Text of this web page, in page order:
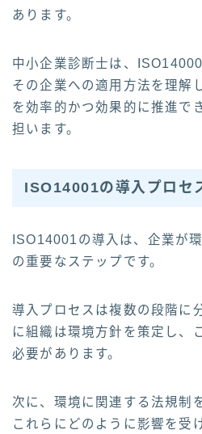
あります。
中小企業診断士は、
その企業への適用方法を理解
を効率的かつ効果的に推進で
担います。
ISO14001の導入プロセ
ISO14001の導入は、企業が
の重要なステップです。
導入プロセスは複数の段階に
に組織は環境方針を策定し、
必要があります。
次に、環境に関連する法規制
これらにどのように影響を受